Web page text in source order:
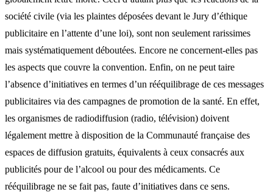
société civile (via les plaintes déposées devant le Jury d’éthique
publicitaire en l’attente d’une loi), sont non seulement rarissimes
mais systématiquement déboutées. Encore ne concernent-elles pas
les aspects que couvre la convention. Enfin, on ne peut taire
l’absence d’initiatives en termes d’un rééquilibrage de ces messages
publicitaires via des campagnes de promotion de la santé. En effet,
les organismes de radiodiffusion (radio, télévision) doivent
légalement mettre à disposition de la Communauté française des
espaces de diffusion gratuits, équivalents à ceux consacrés aux
publicités pour de l’alcool ou pour des médicaments. Ce
rééquilibrage ne se fait pas, faute d’initiatives dans ce sens.